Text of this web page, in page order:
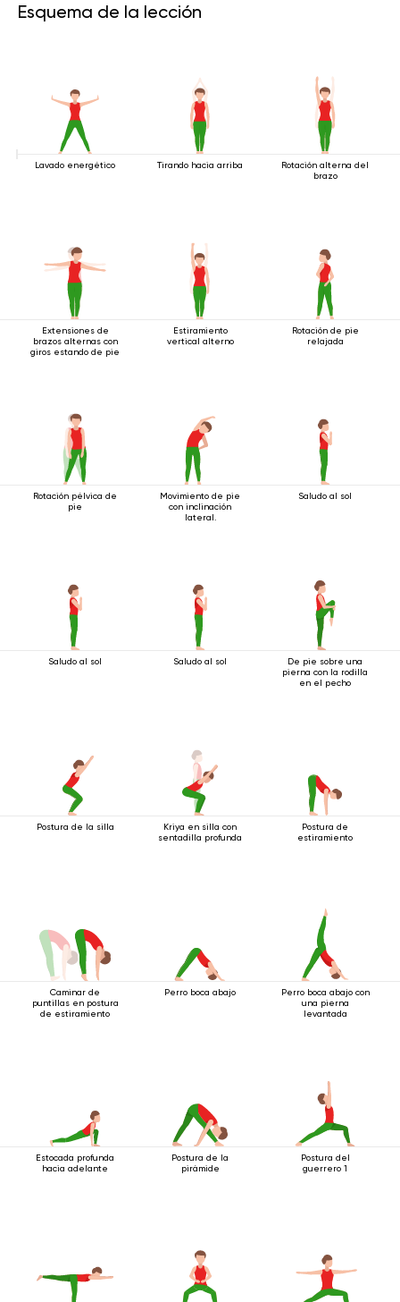
Esquema de la lección
Lavado energético Tirando hacia arriba
Rotación alterna del
brazo
Extensiones de
brazos alternas con
giros estando de pie
Estiramiento
vertical alterno
Rotación de pie
relajada
Rotación pélvica de
pie
Movimiento de pie
con inclinación
lateral.
Saludo al sol
Saludo al sol Saludo al sol
De pie sobre una
pierna con la rodilla
en el pecho
Postura de la silla
Kriya en silla con
sentadilla profunda
Postura de
estiramiento
Caminar de
puntillas en postura
de estiramiento
Perro boca abajo
Perro boca abajo con
una pierna
levantada
Estocada profunda
hacia adelante
Postura de la
pirámide
Postura del
guerrero 1